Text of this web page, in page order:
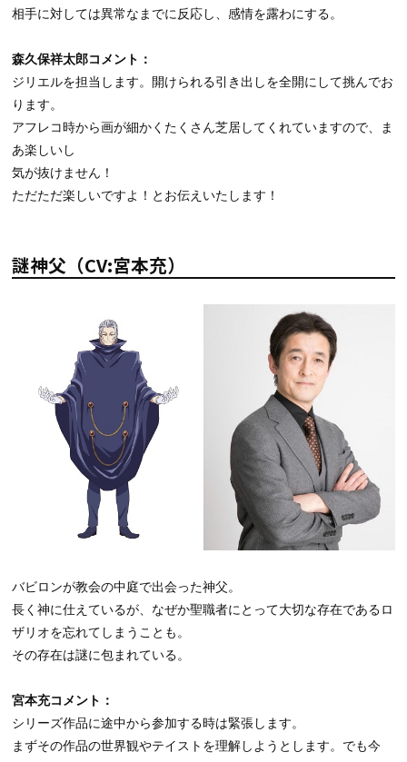
相手に対しては異常なまでに反応し、感情を露わにする。
森久保祥太郎コメント：
ジリエルを担当します。開けられる引き出しを全開にして挑んでお
ります。
アフレコ時から画が細かくたくさん芝居してくれていますので、ま
あ楽しいし
気が抜けません！
ただただ楽しいですよ！とお伝えいたします！
謎神父（CV:宮本充）
バビロンが教会の中庭で出会った神父。
長く神に仕えているが、なぜか聖職者にとって大切な存在であるロ
ザリオを忘れてしまうことも。
その存在は謎に包まれている。
宮本充コメント：
シリーズ作品に途中から参加する時は緊張します。
まずその作品の世界観やテイストを理解しようとします。でも今